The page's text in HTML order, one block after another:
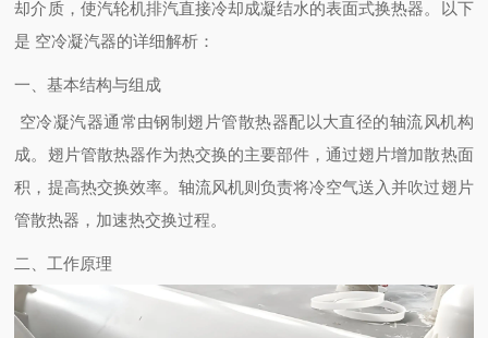
却介质，使汽轮机排汽直接冷却成凝结水的表面式换热器。以下
是 空冷凝汽器的详细解析：
一、基本结构与组成
空冷凝汽器通常由钢制翅片管散热器配以大直径的轴流风机构
成。翅片管散热器作为热交换的主要部件，通过翅片增加散热面
积，提高热交换效率。轴流风机则负责将冷空气送入并吹过翅片
管散热器，加速热交换过程。
二、工作原理